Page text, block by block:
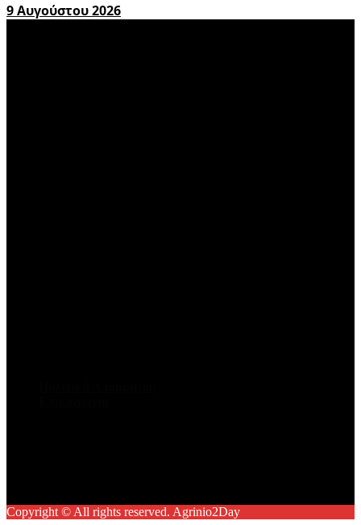
9 Αυγούστου 2026
Copyright © All rights reserved. Agrinio2Day